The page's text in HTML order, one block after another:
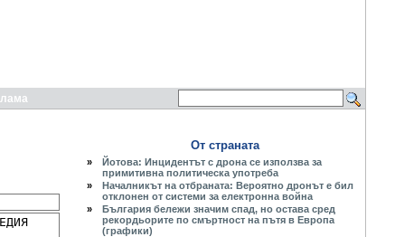
От страната
»
Йотова: Инцидентът с дрона се използва за
примитивна политическа употреба
»
Началникът на отбраната: Вероятно дронът е бил
отклонен от системи за електронна война
»
България бележи значим спад, но остава сред
рекордьорите по смъртност на пътя в Европа
(графики)